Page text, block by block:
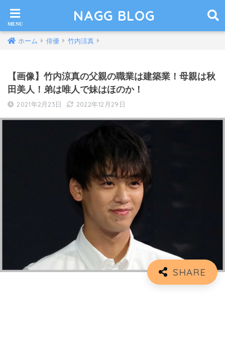
NAGG BLOG
ホーム 俳優 竹内涼真
【画像】竹内涼真の父親の職業は建築業！母親は秋
田美人！弟は唯人で妹はほのか！
2021年2月23日 2022年12月29日